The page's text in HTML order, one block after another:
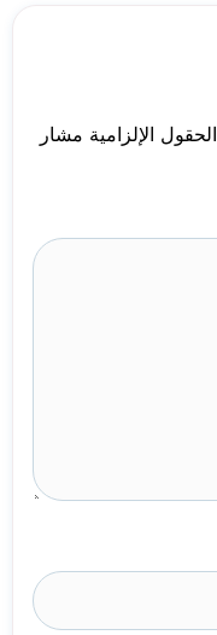
الحقول الإلزامية مشار